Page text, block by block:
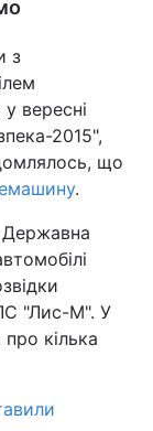
з
вересні
2015",
що
.
"Лис-М". У
кілька